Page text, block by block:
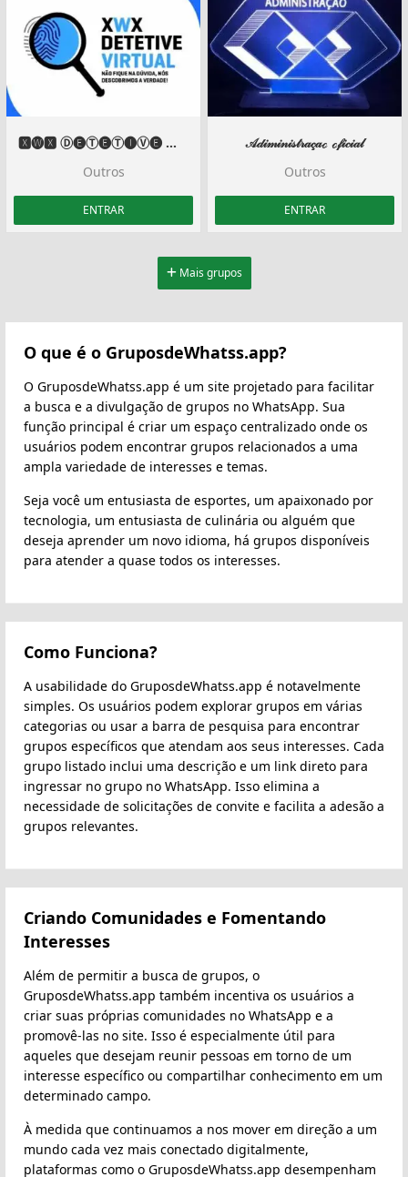
🆇🅦🆇 Ⓓ🅔Ⓣ🅔Ⓣ🅘Ⓥ🅔 🅥🅘🅡🅣🅤🅐🅛 (🅖🅟)
Outros
ENTRAR
︎ 𝒜𝒹𝒾𝓂𝒾𝓃𝒾𝓈𝓉𝓇𝒶𝒸̧𝒶ℴ ℴ𝒻𝒾𝒸𝒾𝒶𝓁 ︎
Outros
ENTRAR
Mais grupos
O que é o GruposdeWhatss.app?
O GruposdeWhatss.app é um site projetado para facilitar
a busca e a divulgação de grupos no WhatsApp. Sua
função principal é criar um espaço centralizado onde os
usuários podem encontrar grupos relacionados a uma
ampla variedade de interesses e temas.
Seja você um entusiasta de esportes, um apaixonado por
tecnologia, um entusiasta de culinária ou alguém que
deseja aprender um novo idioma, há grupos disponíveis
para atender a quase todos os interesses.
Como Funciona?
A usabilidade do GruposdeWhatss.app é notavelmente
simples. Os usuários podem explorar grupos em várias
categorias ou usar a barra de pesquisa para encontrar
grupos específicos que atendam aos seus interesses. Cada
grupo listado inclui uma descrição e um link direto para
ingressar no grupo no WhatsApp. Isso elimina a
necessidade de solicitações de convite e facilita a adesão a
grupos relevantes.
Criando Comunidades e Fomentando
Interesses
Além de permitir a busca de grupos, o
GruposdeWhatss.app também incentiva os usuários a
criar suas próprias comunidades no WhatsApp e a
promovê-las no site. Isso é especialmente útil para
aqueles que desejam reunir pessoas em torno de um
interesse específico ou compartilhar conhecimento em um
determinado campo.
À medida que continuamos a nos mover em direção a um
mundo cada vez mais conectado digitalmente,
plataformas como o GruposdeWhatss.app desempenham